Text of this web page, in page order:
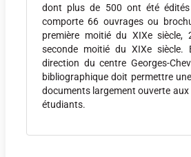
dont plus de 500 ont été édités
comporte 66 ouvrages ou
première moitié du XIXe
seconde moitié du XIXe siècle.
direction du centre Georges-
bibliographique doit permettre
documents largement ouverte
étudiants.